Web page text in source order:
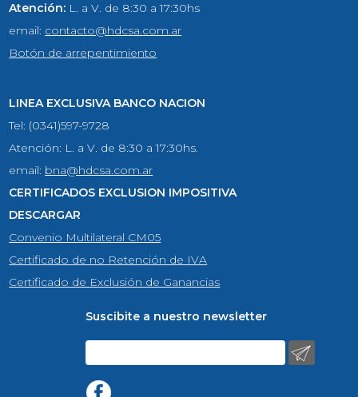
Atención: L. a V. de 8:30 a 17:30hs
email: contacto@hdcsa.com.ar
Botón de arrepentimiento
LINEA EXCLUSIVA BANCO NACION
Tel: (0341)597-9728
Atención: L. a V. de 8:30 a 17:30hs.
email: bna@hdcsa.com.ar
CERTIFICADOS EXCLUSION IMPOSITIVA
DESCARGAR
Convenio Multilateral CM05
Certificado de no Retención de IVA
Certificado de Exclusión de Ganancias
Suscibite a nuestro newsletter